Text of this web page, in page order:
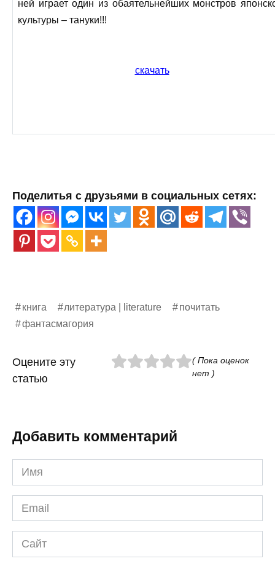
ней играет один из обаятельнейших монстров
культуры – тануки!!!
скачать
Поделитья с друзьями в социальных сетях:
книга литература | literature
почитать
фантасмагория
Оцените эту
статью
( Пока оценок
нет )
Добавить комментарий
Имя
*
Email
*
Сайт